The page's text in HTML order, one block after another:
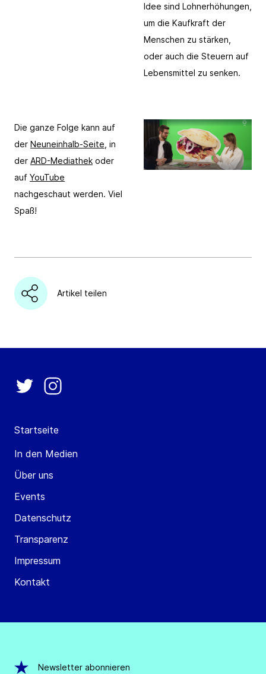
Idee sind Lohnerhöhungen,
um die Kaufkraft der
Menschen zu stärken,
oder auch die Steuern auf
Lebensmittel zu senken.
Die ganze Folge kann auf
der Neuneinhalb-Seite , in
der ARD-Mediathek oder
auf YouTube
nachgeschaut werden. Viel
Spaß!
Artikel teilen
Startseite
In den Medien
Über uns
Events
Datenschutz
Transparenz
Impressum
Kontakt
Newsletter abonnieren